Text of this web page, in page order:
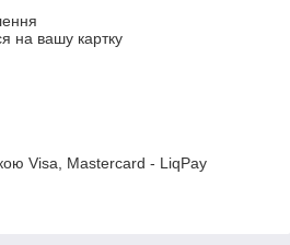
на вашу картку
Visa, Mastercard - LiqPay